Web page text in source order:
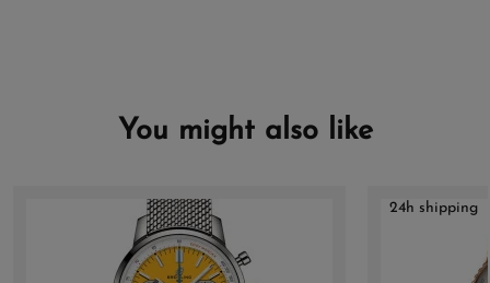
You might also like
24h shipping